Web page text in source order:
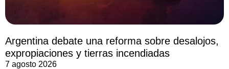
Argentina debate una reforma sobre desalojos,
expropiaciones y tierras incendiadas
7 agosto 2026